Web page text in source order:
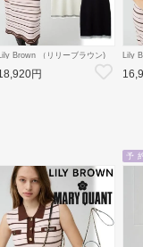
Lily Brown （リリーブラウン)
【LB×MARY QUANT】ポロニ
トワンピース 26秋冬
【LWNO264110】フレアワンピ
円
Lily
ズバ
【
予